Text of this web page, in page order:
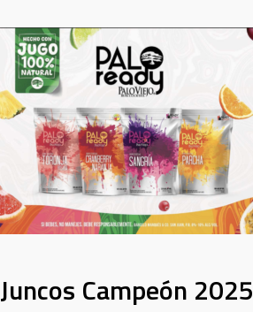
Juncos Campeón 2025